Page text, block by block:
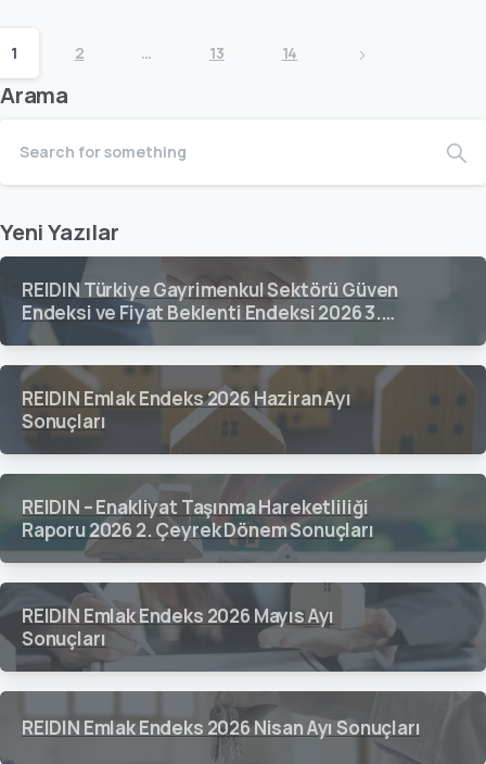
1 2 … 13 14
Arama
Yeni Yazılar
REIDIN Türkiye Gayrimenkul Sektörü Güven
Endeksi ve Fiyat Beklenti Endeksi 2026 3.
Çeyrek Dönem Sonuçları
REIDIN Emlak Endeks 2026 Haziran Ayı
Sonuçları
REIDIN – Enakliyat Taşınma Hareketliliği
Raporu 2026 2. Çeyrek Dönem Sonuçları
REIDIN Emlak Endeks 2026 Mayıs Ayı
Sonuçları
REIDIN Emlak Endeks 2026 Nisan Ayı Sonuçları